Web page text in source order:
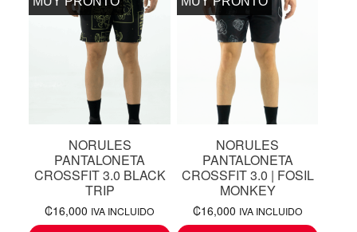
NORULES
PANTALONETA
CROSSFIT 3.0 BLACK
TRIP
₡16,000 IVA INCLUIDO
NORULES
PANTALONETA
CROSSFIT 3.0 | FOSIL
MONKEY
₡16,000 IVA INCLUIDO